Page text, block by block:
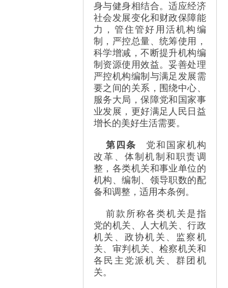
身与健身相结合。适应经济
社会发展变化和财政保障能
力，管住管好用活机构编
制，严控总量、统筹使用，
科学增减，不断提升机构编
制资源使用效益。妥善处理
严控机构编制与满足发展需
要之间的关系，围绕中心、
服务大局，保障党和国家事
业发展，更好满足人民日益
增长的美好生活需要。
第四条 党和国家机构
改革、体制机制和职责调
整，各类机关和事业单位的
机构、编制、领导职数的配
备和调整，适用本条例。
前款所称各类机关是指
党的机关、人大机关、行政
机关、政协机关、监察机
关、审判机关、检察机关和
各民主党派机关、群团机
关。